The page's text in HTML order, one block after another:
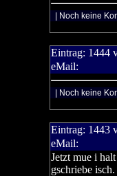
| Noch keine
Eintrag: 1444
eMail:
| Noch keine
Eintrag: 1443
eMail:
Jetzt mue i
gschriebe isch.